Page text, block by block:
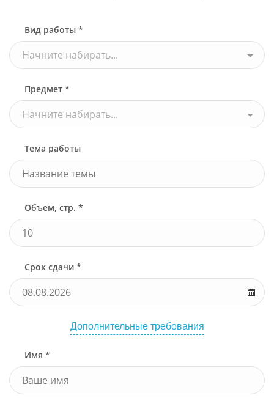
Вид работы *
Начните набирать...
Предмет *
Начните набирать...
Тема работы
Объем, стр. *
Срок сдачи *
Дополнительные требования
Имя *